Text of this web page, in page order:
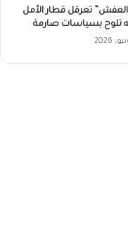
تعرقل قطار الأمل
تلوح بسياسات صارمة